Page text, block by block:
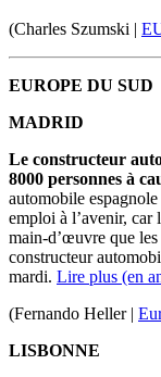
(Charles Szumski |
EUROPE DU SUD
MADRID
Le constructeur
8000 personnes à
automobile
emploi à l’avenir, car
main-d’œuvre que
constructeur
mardi. Lire plus (en
(Fernando Heller |
LISBONNE